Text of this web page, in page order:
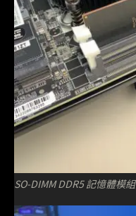
SO-DIMM DDR5 記憶體模組